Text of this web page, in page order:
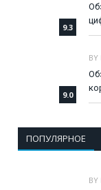
9.3
9.0
BY
ПОПУЛЯРНОЕ
BY